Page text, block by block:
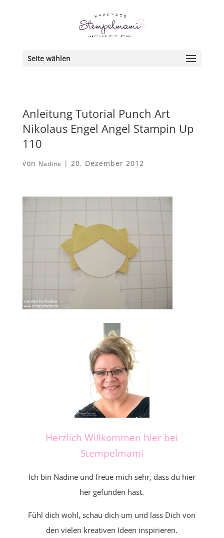
Seite wählen
Anleitung Tutorial Punch Art
Nikolaus Engel Angel Stampin Up
110
von Nadine | 20. Dezember 2012
Herzlich Willkommen hier bei
Stempelmami
Ich bin Nadine und freue mich sehr, dass du hier
her gefunden hast.
Fühl dich wohl, schau dich um und lass Dich von
den vielen kreativen Ideen inspirieren.